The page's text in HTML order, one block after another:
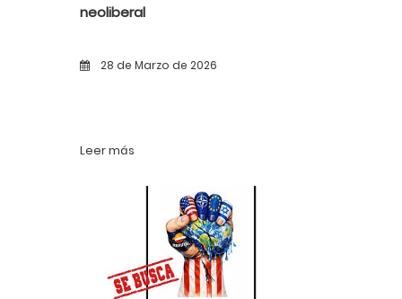
neoliberal
28 de Marzo de 2026
Leer más